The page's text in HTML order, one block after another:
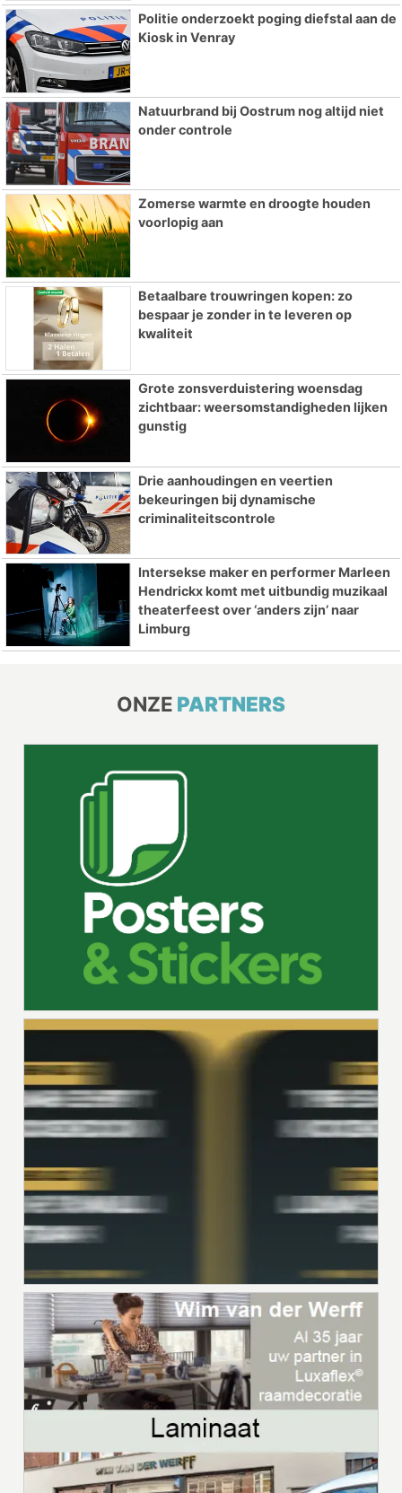
Politie onderzoekt poging diefstal aan de
Kiosk in Venray
Natuurbrand bij Oostrum nog altijd niet
onder controle
Zomerse warmte en droogte houden
voorlopig aan
Betaalbare trouwringen kopen: zo
bespaar je zonder in te leveren op
kwaliteit
Grote zonsverduistering woensdag
zichtbaar: weersomstandigheden lijken
gunstig
Drie aanhoudingen en veertien
bekeuringen bij dynamische
criminaliteitscontrole
Intersekse maker en performer Marleen
Hendrickx komt met uitbundig muzikaal
theaterfeest over ‘anders zijn’ naar
Limburg
ONZE PARTNERS